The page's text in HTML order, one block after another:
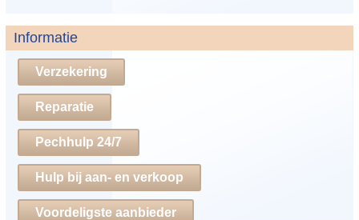
Informatie
Verzekering
Reparatie
Pechhulp 24/7
Hulp bij aan- en verkoop
Voordeligste aanbieder